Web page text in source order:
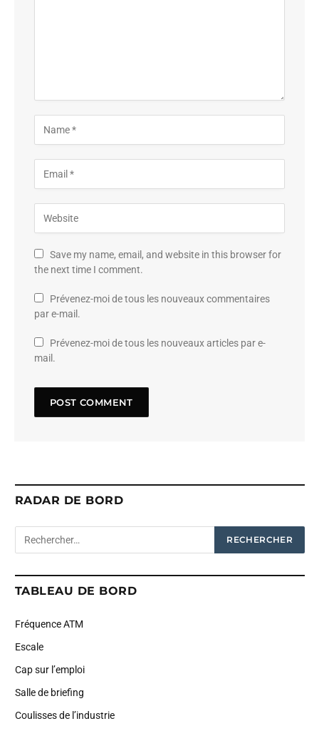
Save my name, email, and website in this browser for
the next time I comment.
Prévenez-moi de tous les nouveaux commentaires
par e-mail.
Prévenez-moi de tous les nouveaux articles par e-
mail.
RADAR DE BORD
TABLEAU DE BORD
Fréquence ATM
Escale
Cap sur l’emploi
Salle de briefing
Coulisses de l’industrie